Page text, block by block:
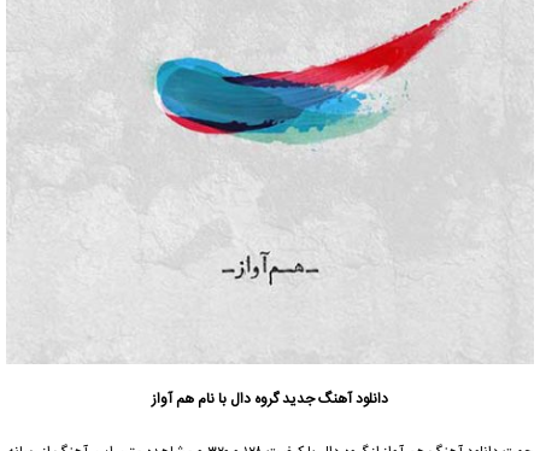
دانلود آهنگ جدیدگروه دال با نام هم آواز